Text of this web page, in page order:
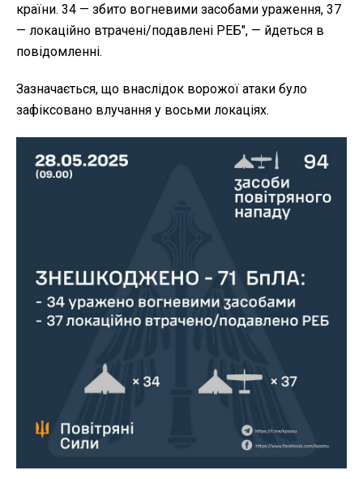
країни. 34 — збито вогневими засобами ураження, 37
— локаційно втрачені/подавлені РЕБ", — йдеться в
повідомленні.
Зазначається, що внаслідок ворожої атаки було
зафіксовано влучання у восьми локаціях.